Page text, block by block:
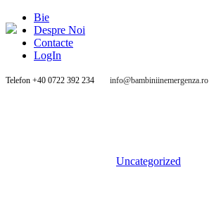
Bie
Despre Noi
Contacte
LogIn
Telefon +40 0722 392 234 info@bambiniinemergenza.ro
Uncategorized